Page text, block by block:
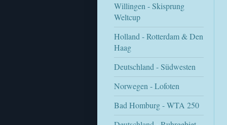
Willingen - Skisprung
Weltcup
Holland - Rotterdam & Den
Haag
Deutschland - Südwesten
Norwegen - Lofoten
Bad Homburg - WTA 250